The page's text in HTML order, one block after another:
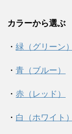
カラーから選ぶ
・ 緑（グリーン）
・ 青（ブルー）
・ 赤（レッド）
・ 白（ホワイト）